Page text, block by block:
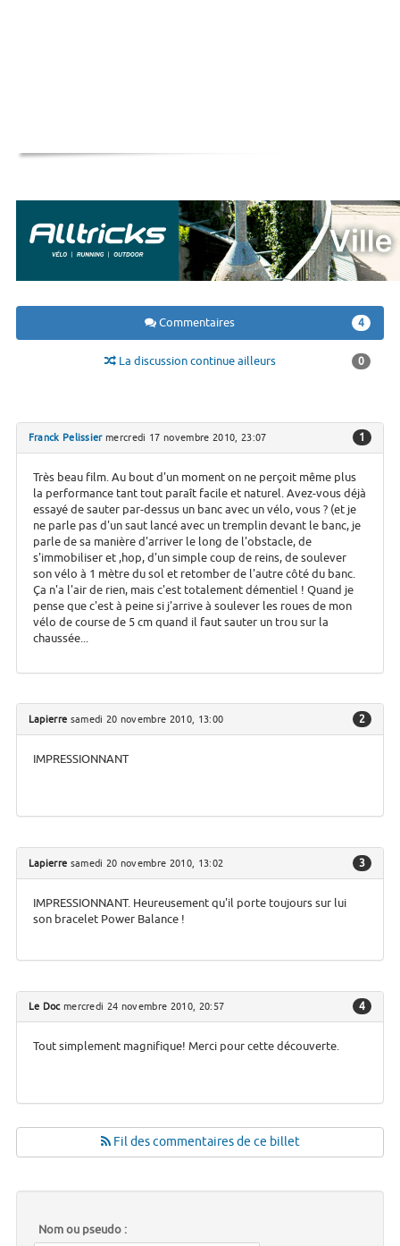
Commentaires 4
La discussion continue ailleurs 0
Franck Pelissiermercredi 17 novembre 2010, 23:07 1
Très beau film. Au bout d'un moment on ne perçoit même plus
la performance tant tout paraît facile et naturel. Avez-vous déjà
essayé de sauter par-dessus un banc avec un vélo, vous ? (et je
ne parle pas d'un saut lancé avec un tremplin devant le banc, je
parle de sa manière d'arriver le long de l'obstacle, de
s'immobiliser et ,hop, d'un simple coup de reins, de soulever
son vélo à 1 mètre du sol et retomber de l'autre côté du banc.
Ça n'a l'air de rien, mais c'est totalement démentiel ! Quand je
pense que c'est à peine si j'arrive à soulever les roues de mon
vélo de course de 5 cm quand il faut sauter un trou sur la
chaussée...
Lapierre samedi 20 novembre 2010, 13:00 2
IMPRESSIONNANT
Lapierre samedi 20 novembre 2010, 13:02 3
IMPRESSIONNANT. Heureusement qu'il porte toujours sur lui
son bracelet Power Balance !
Le Docmercredi 24 novembre 2010, 20:57 4
Tout simplement magnifique! Merci pour cette découverte.
Fil des commentaires de ce billet
Nom ou pseudo :